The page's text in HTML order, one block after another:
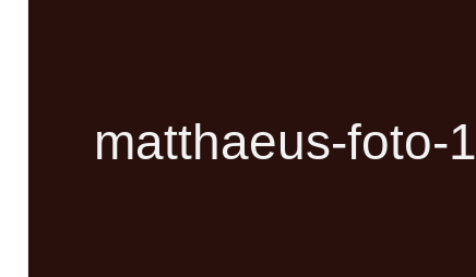
matthaeus-foto-1